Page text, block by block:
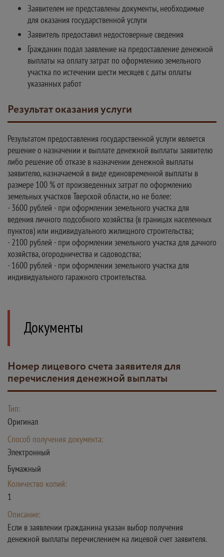
Заявителем не представлены документы, необходимые
для оказания государственной услуги
Заявитель предоставил недостоверные сведения
Гражданин подал заявление на предоставление денежной
выплаты на оплату затрат по оформлению земельного
участка по истечении шести месяцев с даты оплаты
указанных работ
Результат оказания услуги
Результатом предоставления государственной услуги является
решение о назначении и выплате денежной выплаты заявителю
либо решение об отказе в назначении денежной выплаты
заявителю, назначаемой в виде единовременной выплаты в
размере 100 % от произведенных затрат по оформлению
земельных участков Тверской области, но не более:
- 3600 рублей - при оформлении земельного участка для
ведения личного подсобного хозяйства (в границах населенных
пунктов) или индивидуального жилищного строительства;
- 2100 рублей - при оформлении земельного участка для дачного
хозяйства, огородничества и садоводства;
- 1600 рублей - при оформлении земельного участка для
индивидуального гаражного строительства.
Документы
Номер лицевого счета заявителя для
перечисления денежной выплаты
Тип:
Оригинал
Способ получения документа:
Электронный
Бумажный
Количество копий:
1
Описание:
Если в заявлении гражданина указан выбор получения
денежной выплаты перечислением на лицевой счет заявителя.